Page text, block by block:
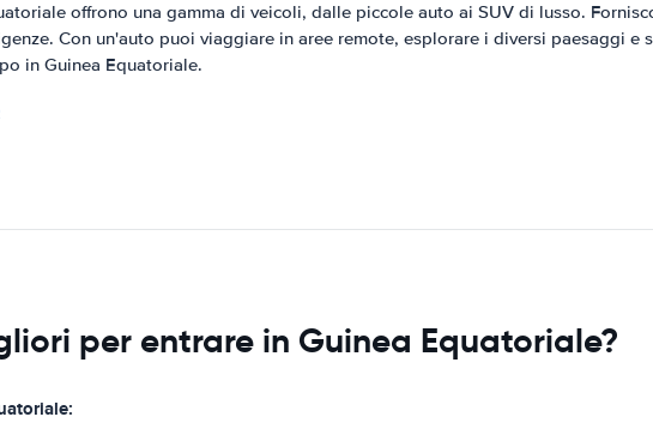
offrono una gamma di veicoli, dalle piccole auto ai SUV di lusso.
Con un'auto puoi viaggiare in aree remote, esplorare i diversi paesaggi
in Guinea Equatoriale.
per entrare in Guinea Equatoriale?